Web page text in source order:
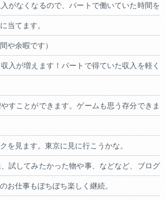
がなくなるので、パートで働いていた時間を
当てます。
や余暇です）
入が増えます！パートで得ていた収入を軽く
すことができます。ゲームも思う存分できま
を見ます。東京に見に行こうかな。
試してみたかった物や事、などなど、ブログ
お仕事もぼちぼち楽しく継続。